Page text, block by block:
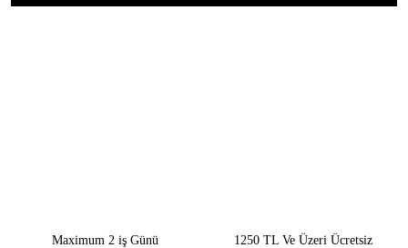
Maximum 2 iş Günü
1250 TL Ve Üzeri Ücretsiz